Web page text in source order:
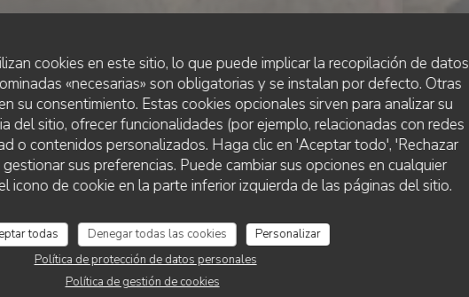
cookies en este sitio, lo que puede implicar la recopilación de datos
«necesarias» son obligatorias y se instalan por defecto. Otras
su consentimiento. Estas cookies opcionales sirven para analizar su
del sitio, ofrecer funcionalidades (por ejemplo, relacionadas con redes
o contenidos personalizados. Haga clic en 'Aceptar todo', 'Rechazar
sus preferencias. Puede cambiar sus opciones en cualquier
icono de cookie en la parte inferior izquierda de las páginas del sitio.
todas Denegar todas las cookies
Personalizar
Política de protección de datos personales
Política de gestión de cookies
RESTAURANTE TRADICIONAL• LYON
GADAGNE
RESERVAR UNA MESA
CAFE GADAGNE